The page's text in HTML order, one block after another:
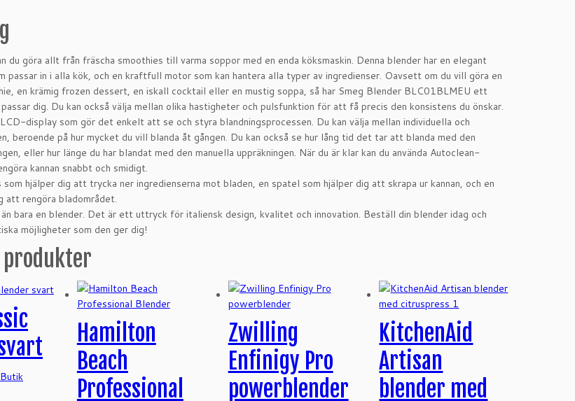
du göra allt från fräscha smoothies till varma soppor med en enda köksmaskin. Denna blender har en elegant
passar in i alla kök, och en kraftfull motor som kan hantera alla typer av ingredienser. Oavsett om du vill göra en
en krämig frozen dessert, en iskall cocktail eller en mustig soppa, så har Smeg Blender BLC01BLMEU ett
dig. Du kan också välja mellan olika hastigheter och pulsfunktion för att få precis den konsistens du önskar.
display som gör det enkelt att se och styra blandningsprocessen. Du kan välja mellan individuella och
beroende på hur mycket du vill blanda åt gången. Du kan också se hur lång tid det tar att blanda med den
eller hur länge du har blandat med den manuella uppräkningen. När du är klar kan du använda Autoclean-
kannan snabbt och smidigt.
som hjälper dig att trycka ner ingredienserna mot bladen, en spatel som hjälper dig att skrapa ur kannan, och en
att rengöra bladområdet.
bara en blender. Det är ett uttryck för italiensk design, kvalitet och innovation. Beställ din blender idag och
möjligheter som den ger dig!
produkter
Hamilton
Beach
Professional
Zwilling
Enfinigy Pro
powerblender
KitchenAid
Artisan
blender med